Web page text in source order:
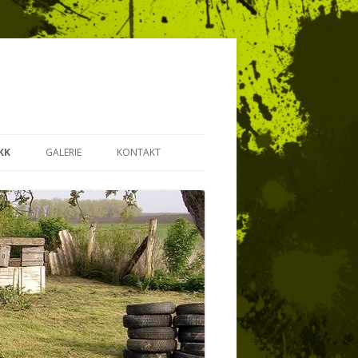
TEAM KOVO S.W.A.T. LIBÁŇ
TEAM SG-Z5
TEAM STAR GIRLS
POUKÁZY
MOBILNÍ STŘELNICE SKK
PRO FIRMY NA
AKCI ( STVRZENÍ
)
GALERIE KONTAKT